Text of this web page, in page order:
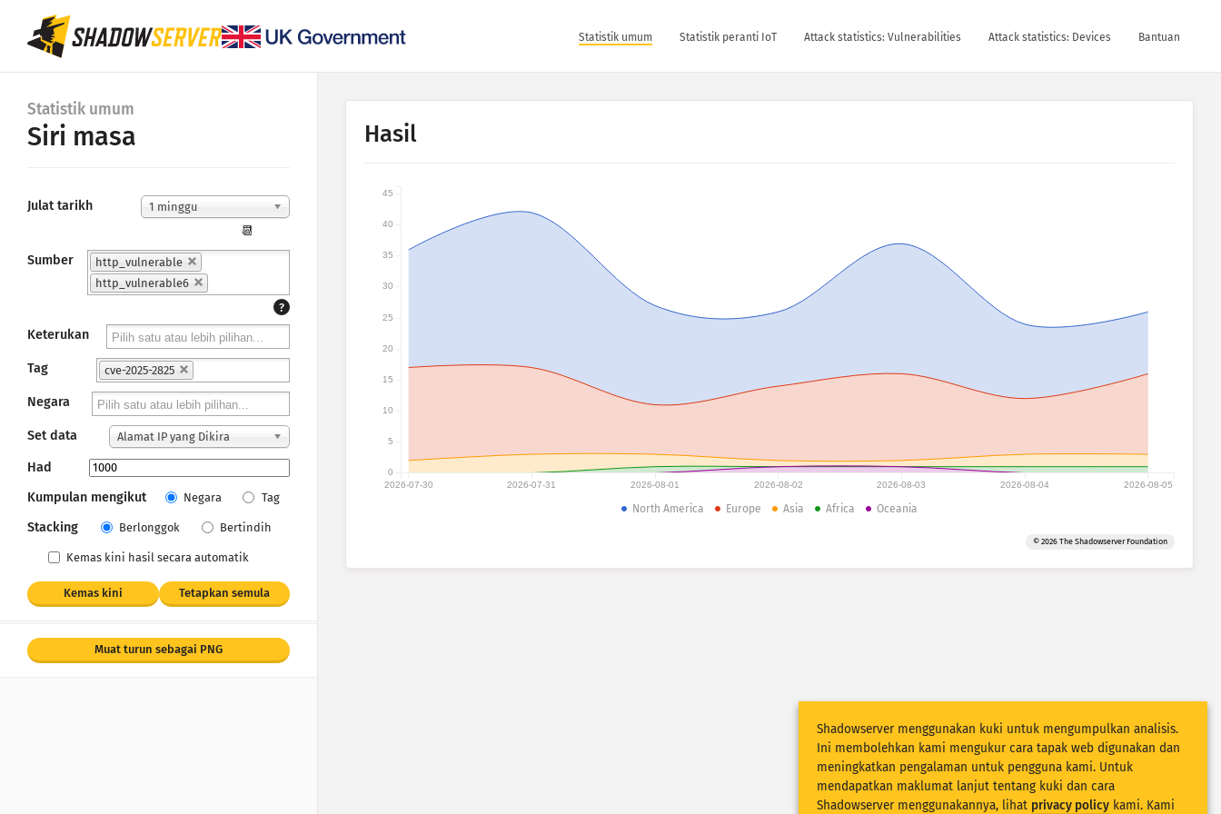
Statistik umum Statistik peranti IoT Attack statistics: Vulnerabilities Attack statistics: Devices Bantuan
Statistik umum
Siri masa
Julat tarikh 1 minggu
📆
Sumber
http_vulnerable
http_vulnerable6
?
Keterukan
Tag cve-2025-2825
Negara
Set data Alamat IP yang Dikira
Had
Kumpulan mengikut
Negara Tag
Stacking Berlonggok Bertindih
Kemas kini hasil secara automatik
Kemas kini Tetapkan semula
Muat turun sebagai PNG
Hasil
2026-07-30 2026-07-31 2026-08-01 2026-08-02 2026-08-03 2026-08-04 2026-08-05
0
5
10
15
20
25
30
35
40
45
North America Europe Asia Africa Oceania
© 2026 The Shadowserver Foundation
Shadowserver menggunakan kuki untuk mengumpulkan analisis.
Ini membolehkan kami mengukur cara tapak web digunakan dan
meningkatkan pengalaman untuk pengguna kami. Untuk
mendapatkan maklumat lanjut tentang kuki dan cara
Shadowserver menggunakannya, lihat privacy policy kami. Kami